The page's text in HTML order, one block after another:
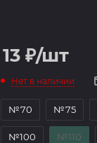
13 ₽/шт
Нет в наличии
№70 №75
№100 №110